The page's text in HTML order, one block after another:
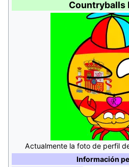
Countryballs
Actualmente la foto de perfil
Información